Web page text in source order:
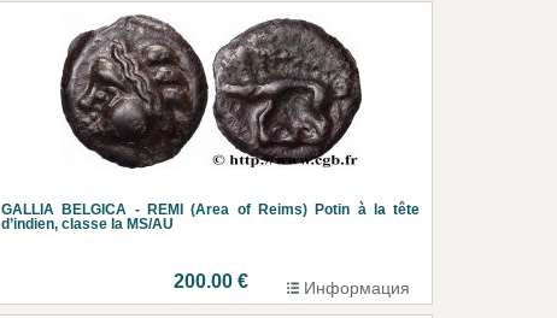
GALLIA BELGICA - REMI (Area of Reims) Potin à la tête
d’indien, classe Ia MS/AU
200.00 € Информация